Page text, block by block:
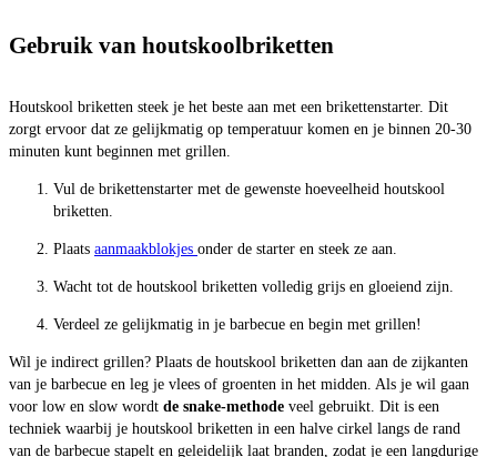
Gebruik van houtskoolbriketten
Houtskool briketten steek je het beste aan met een brikettenstarter. Dit
zorgt ervoor dat ze gelijkmatig op temperatuur komen en je binnen 20-30
minuten kunt beginnen met grillen.
Vul de brikettenstarter met de gewenste hoeveelheid houtskool
briketten.
Plaats aanmaakblokjes onder de starter en steek ze aan.
Wacht tot de houtskool briketten volledig grijs en gloeiend zijn.
Verdeel ze gelijkmatig in je barbecue en begin met grillen!
Wil je indirect grillen? Plaats de houtskool briketten dan aan de zijkanten
van je barbecue en leg je vlees of groenten in het midden. Als je wil gaan
voor low en slow wordt de snake-methode veel gebruikt. Dit is een
techniek waarbij je houtskool briketten in een halve cirkel langs de rand
van de barbecue stapelt en geleidelijk laat branden, zodat je een langdurige